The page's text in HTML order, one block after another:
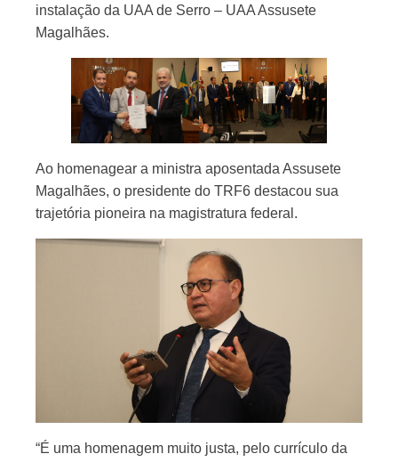
instalação da UAA de Serro – UAA Assusete
Magalhães.
Ao homenagear a ministra aposentada Assusete
Magalhães, o presidente do TRF6 destacou sua
trajetória pioneira na magistratura federal.
“É uma homenagem muito justa, pelo currículo da